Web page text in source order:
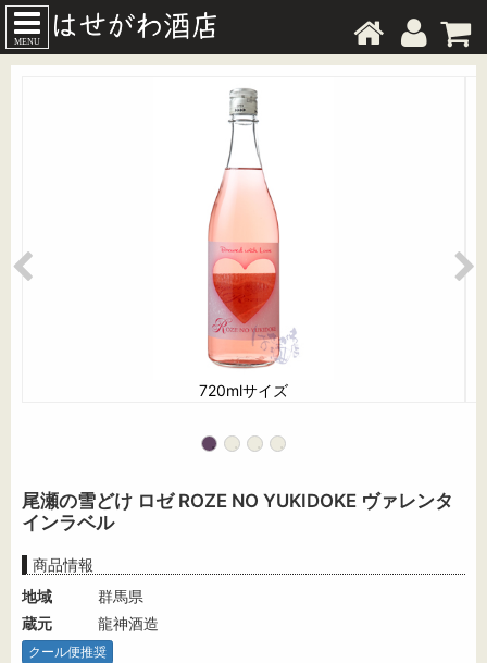
MENU
720mlサイズ
尾瀬の雪どけ ロゼ ROZE NO YUKIDOKE ヴァレンタ
インラベル
商品情報
地域
群馬県
蔵元
龍神酒造
クール便推奨